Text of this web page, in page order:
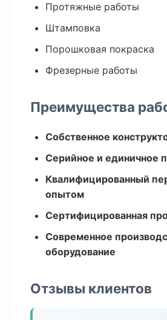
Протяжные работы
Штамповка
Порошковая покраска
Фрезерные работы
Преимущества
Собственное
Серийное и единичное
Квалифицированный
опытом
Сертифицированная
Современное
оборудование
Отзывы клиентов